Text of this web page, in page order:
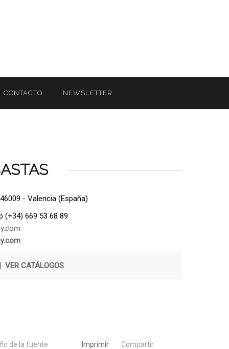
CONTACTO
NEWSLETTER
- Valencia (España)
(+34) 669 53 68 89
VER CATÁLOGOS
de la fuente Imprimir Compartir